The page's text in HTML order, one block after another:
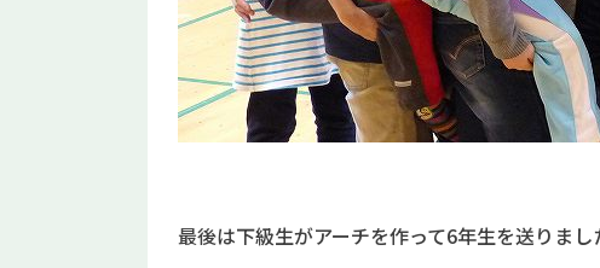
最後は下級生がアーチを作って6年生を送りまし